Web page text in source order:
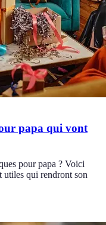
papa qui vont
pour papa ? Voici
utiles qui rendront son